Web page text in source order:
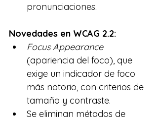
pronunciaciones.
Novedades en WCAG 2.2:
Focus Appearance
(apariencia del foco), que
exige un indicador de foco
más notorio, con criterios de
tamaño y contraste.
Se eliminan métodos de